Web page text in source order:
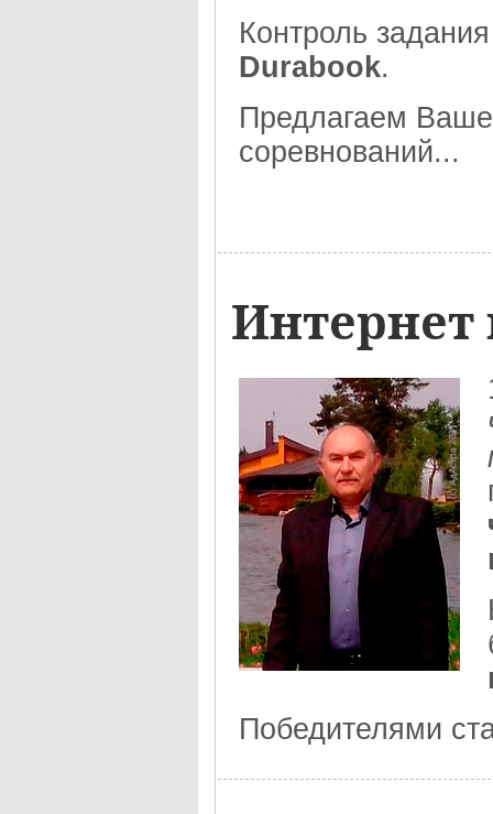
Контроль
Durabook.
Предлагаем
соревнований...
Победителями